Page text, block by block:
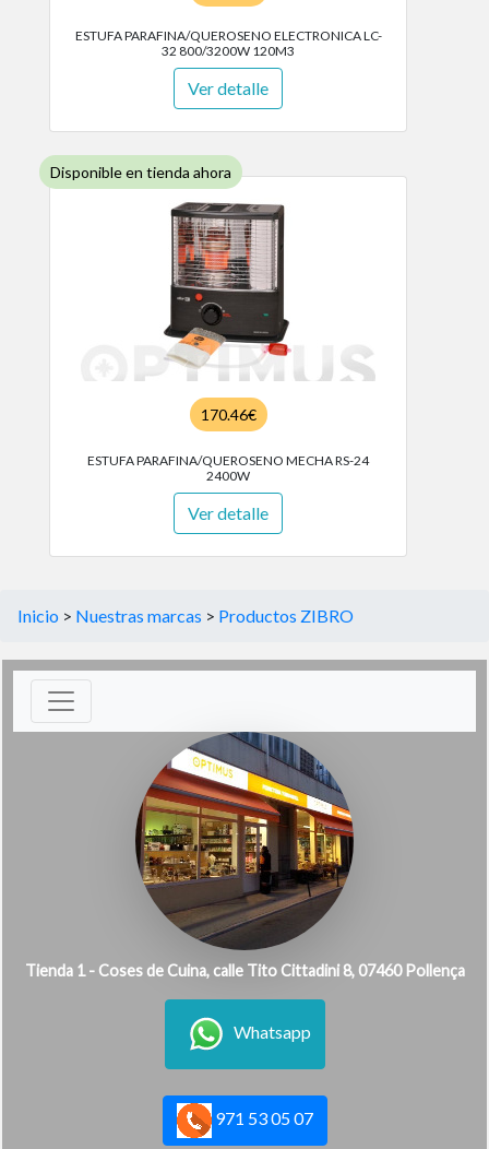
ESTUFA PARAFINA/QUEROSENO ELECTRONICA LC-
32 800/3200W 120M3
Ver detalle
Disponible en tienda ahora
170.46€
ESTUFA PARAFINA/QUEROSENO MECHA RS-24
2400W
Ver detalle
Inicio > Nuestras marcas > Productos ZIBRO
Tienda 1 - Coses de Cuina, calle Tito Cittadini 8, 07460 Pollença
Whatsapp
971 53 05 07